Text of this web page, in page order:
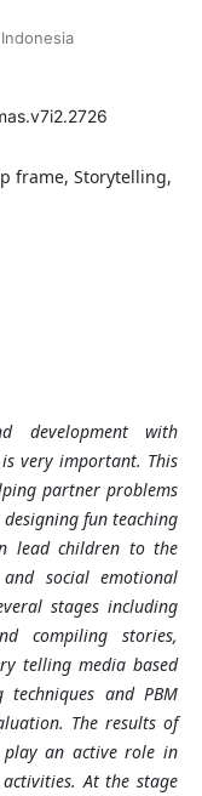
frame, Storytelling,
development with
very important. This
partner problems
fun teaching
lead children to the
social emotional
stages including
compiling stories,
telling media based
and PBM
The results of
an active role in
At the stage